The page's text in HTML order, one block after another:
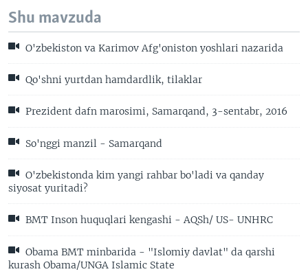
Shu mavzuda
O'zbekiston va Karimov Afg'oniston yoshlari nazarida
Qo'shni yurtdan hamdardlik, tilaklar
Prezident dafn marosimi, Samarqand, 3-sentabr, 2016
So'nggi manzil - Samarqand
O'zbekistonda kim yangi rahbar bo'ladi va qanday
siyosat yuritadi?
BMT Inson huquqlari kengashi - AQSh/ US- UNHRC
Obama BMT minbarida - "Islomiy davlat" da qarshi
kurash Obama/UNGA Islamic State